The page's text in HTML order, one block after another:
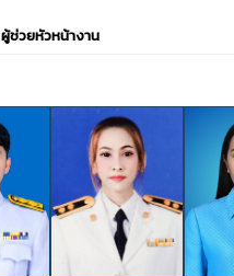
ผู้ช่วยหัวหน้างาน